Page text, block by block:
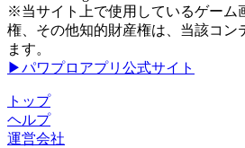
※当サイト上で使用しているゲーム
権、その他知的財産権は、当該コン
ます。
▶パワプロアプリ公式サイト
トップ
ヘルプ
運営会社